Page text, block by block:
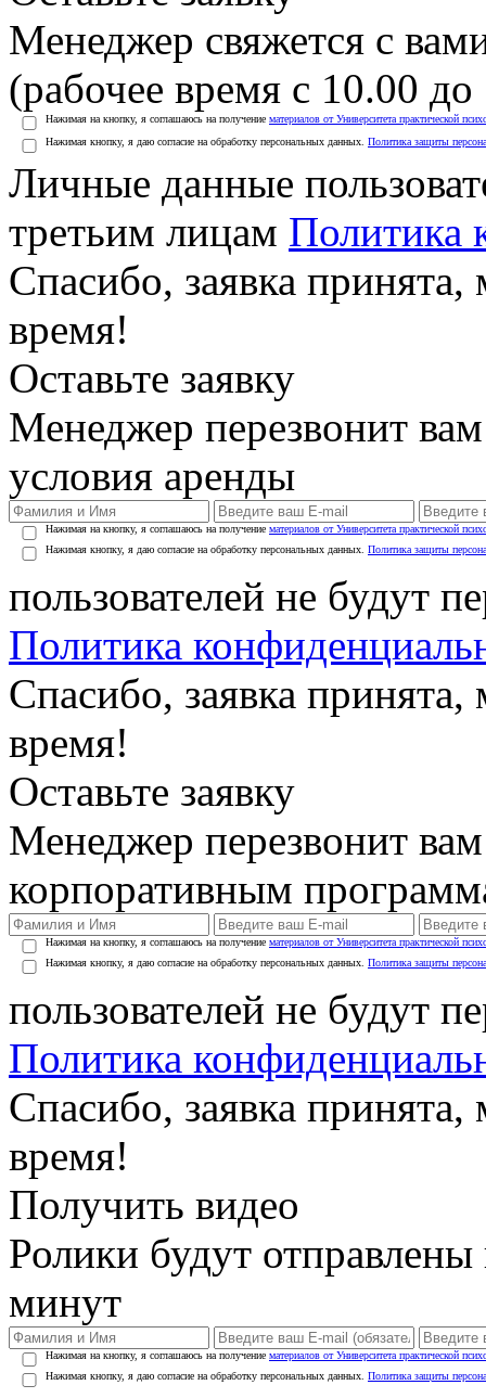
Менеджер свяжется с
(рабочее время с 10.00
Нажимая на кнопку, я соглашаюсь на получение материалов от Университета практической
Нажимая кнопку, я даю согласие на обработку персональных данных. Политика защиты
Личные данные
третьим лицам Политика
Спасибо, заявка
время!
Оставьте заявку
Менеджер перезвонит
условия аренды
Нажимая на кнопку, я соглашаюсь на получение материалов от Университета практической
Нажимая кнопку, я даю согласие на обработку персональных данных. Политика защиты
пользователей не будут
Политика
Спасибо, заявка
время!
Оставьте заявку
Менеджер перезвонит
корпоративным
Нажимая на кнопку, я соглашаюсь на получение материалов от Университета практической
Нажимая кнопку, я даю согласие на обработку персональных данных. Политика защиты
пользователей не будут
Политика
Спасибо, заявка
время!
Получить видео
Ролики будут
минут
Нажимая на кнопку, я соглашаюсь на получение материалов от Университета практической
Нажимая кнопку, я даю согласие на обработку персональных данных. Политика защиты